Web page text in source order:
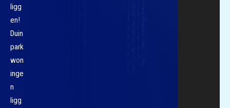
ligg
en!
Duin
park
won
inge
n
ligg